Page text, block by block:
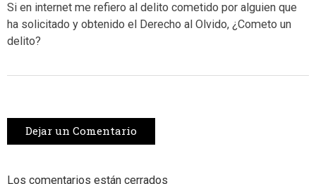
Si en internet me refiero al delito cometido por alguien que
ha solicitado y obtenido el Derecho al Olvido, ¿Cometo un
delito?
Dejar un Comentario
Los comentarios están cerrados